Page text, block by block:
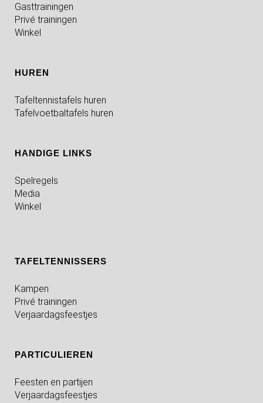
Gasttrainingen
Privé trainingen
Winkel
HUREN
Tafeltennistafels huren
Tafelvoetbaltafels huren
HANDIGE LINKS
Spelregels
Media
Winkel
TAFELTENNISSERS
Kampen
Privé trainingen
Verjaardagsfeestjes
PARTICULIEREN
Feesten en partijen
Verjaardagsfeestjes